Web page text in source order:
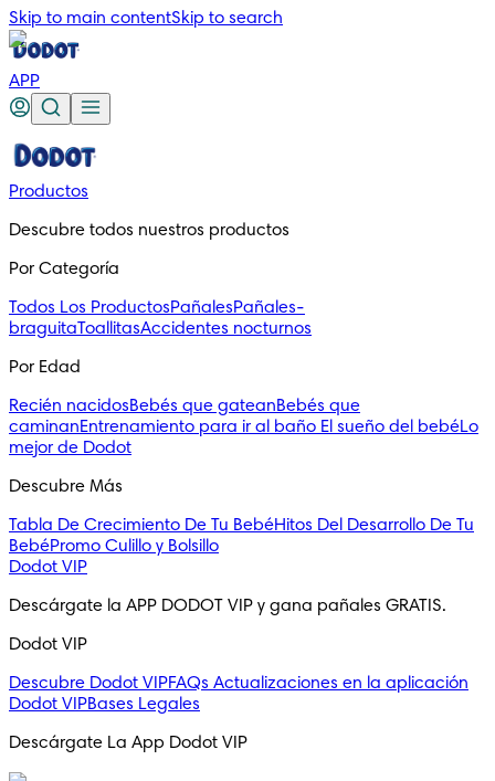
Skip to main contentSkip to search
APP
Productos
Descubre todos nuestros productos
Por Categoría
Todos Los ProductosPañalesPañales-
braguitaToallitasAccidentes nocturnos
Por Edad
Recién nacidosBebés que gateanBebés que
caminanEntrenamiento para ir al baño El sueño del bebéLo
mejor de Dodot
Descubre Más
Tabla De Crecimiento De Tu BebéHitos Del Desarrollo De Tu
BebéPromo Culillo y Bolsillo
Dodot VIP
Descárgate la APP DODOT VIP y gana pañales GRATIS.
Dodot VIP
Descubre Dodot VIPFAQs Actualizaciones en la aplicación
Dodot VIPBases Legales
Descárgate La App Dodot VIP